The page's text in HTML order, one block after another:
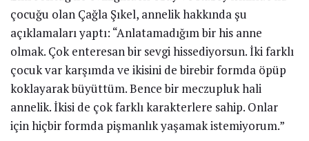
umut ettiğimiz fakat yaşayamadığımız hoş olaylar da
travmalarımız oluyor. Tahminen de aşk benim için bir
travmadır. Geçenlerde gözlerim doldu ve ağladım. Bir
şeyden ötürü yorulduğumu hissettiğim bir andı. O
ağladığım kızı yatakta bırakmayı seviyorum. Onunla
hayata devam edemem. Çabucak gözlerimi silip
hayatıma devam ettim.”